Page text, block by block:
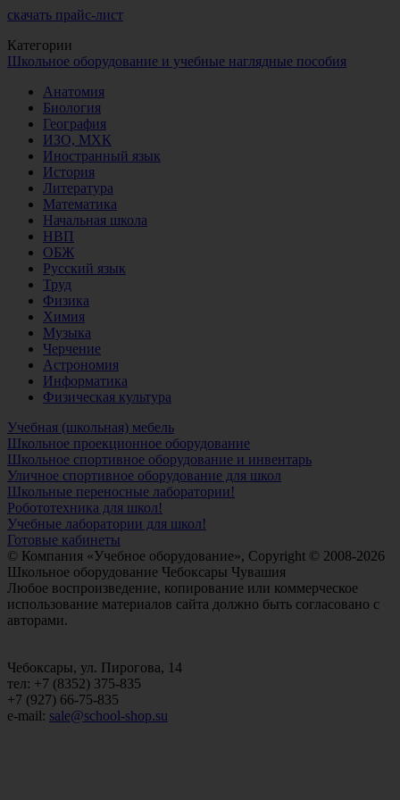
скачать прайс-лист
Категории
Школьное оборудование и учебные наглядные пособия
Анатомия
Биология
География
ИЗО, МХК
Иностранный язык
История
Литература
Математика
Начальная школа
НВП
ОБЖ
Русский язык
Труд
Физика
Химия
Музыка
Черчение
Астрономия
Информатика
Физическая культура
Учебная (школьная) мебель
Школьное проекционное оборудование
Школьное спортивное оборудование и инвентарь
Уличное спортивное оборудование для школ
Школьные переносные лаборатории!
Робототехника для школ!
Учебные лаборатории для школ!
Готовые кабинеты
© Компания «Учебное оборудование», Copyright © 2008-2026
Школьное оборудование Чебоксары Чувашия
Любое воспроизведение, копирование или коммерческое
использование материалов сайта должно быть согласовано с
авторами.
Чебоксары, ул. Пирогова, 14
тел: +7 (8352) 375-835
+7 (927) 66-75-835
e-mail: sale@school-shop.su